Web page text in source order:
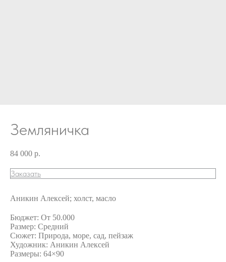
Земляничка
84 000 р.
Заказать
Аникин Алексей; холст, масло
Бюджет: От 50.000
Размер: Средний
Сюжет: Природа, море, сад, пейзаж
Художник: Аникин Алексей
Размеры: 64×90